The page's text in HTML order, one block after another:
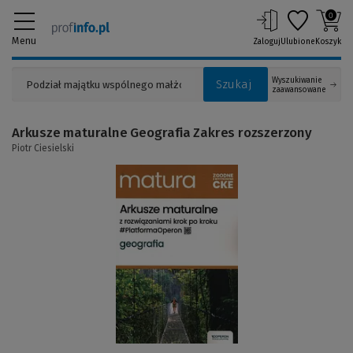
Menu
Szukaj
Wyszukiwanie
zaawansowane
ZalogujUlubione
0
Koszyk
innej
Arkusze maturalne Geografia Zakres rozszerzony
Piotr Ciesielski